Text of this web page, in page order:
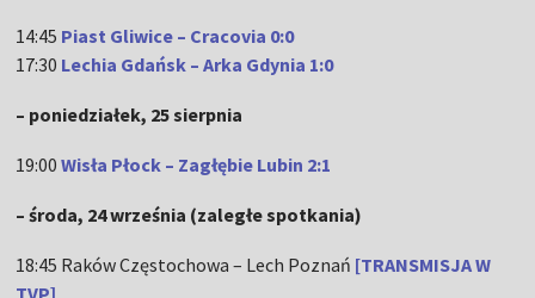
14:45 Piast Gliwice – Cracovia 0:0
17:30 Lechia Gdańsk – Arka Gdynia 1:0
– poniedziałek, 25 sierpnia
19:00Wisła Płock – Zagłębie Lubin 2:1
– środa, 24 września (zaległe spotkania)
18:45 Raków Częstochowa – Lech Poznań [TRANSMISJA W